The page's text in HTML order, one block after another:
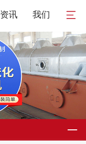
资讯 我们